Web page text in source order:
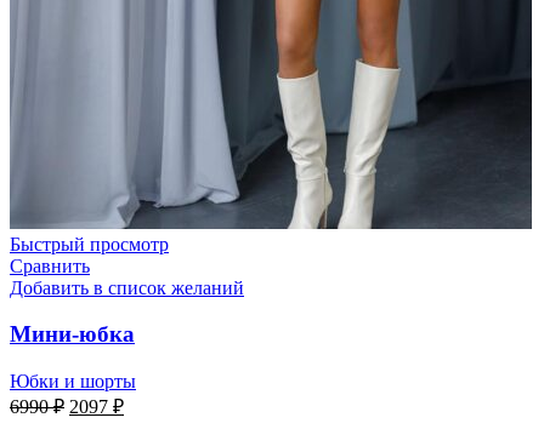
Быстрый просмотр
Сравнить
Добавить в список желаний
Мини-юбка
Юбки и шорты
6990₽ Первоначальная
2097 ₽Текущая